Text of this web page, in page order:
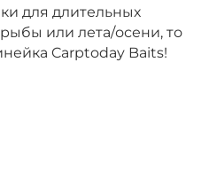
₽ ‍1 058‍ +
−
для длительных
или лета/осени, то
Carptoday Baits!